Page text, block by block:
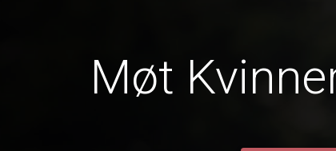
Møt